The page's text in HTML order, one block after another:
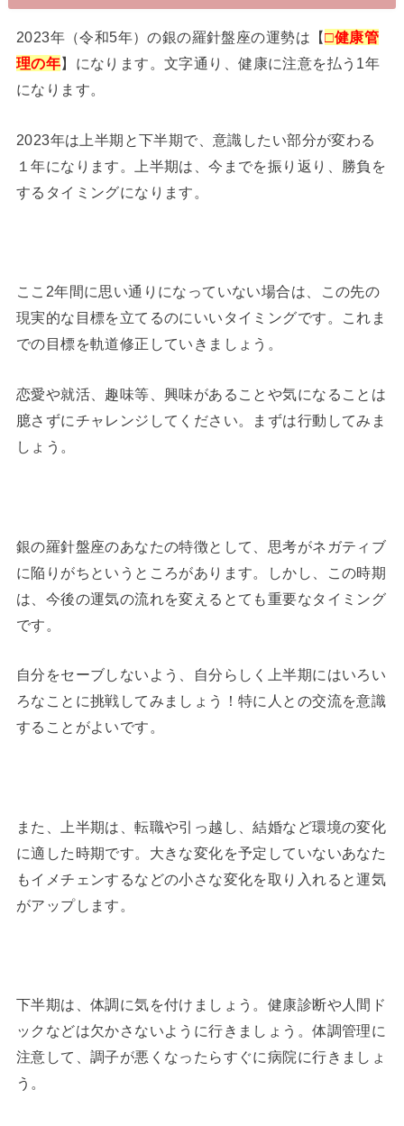
2023年（令和5年）の銀の羅針盤座の運勢は【□健康管
理の年】になります。文字通り、健康に注意を払う1年
になります。
2023年は上半期と下半期で、意識したい部分が変わる
１年になります。上半期は、今までを振り返り、勝負を
するタイミングになります。
ここ2年間に思い通りになっていない場合は、この先の
現実的な目標を立てるのにいいタイミングです。これま
での目標を軌道修正していきましょう。
恋愛や就活、趣味等、興味があることや気になることは
臆さずにチャレンジしてください。まずは行動してみま
しょう。
銀の羅針盤座のあなたの特徴として、思考がネガティブ
に陥りがちというところがあります。
しかし、この時期
は、今後の運気の流れを変えるとても重要なタイミング
です。
自分をセーブしないよう、自分らしく上半期にはいろい
ろなことに挑戦してみましょう！特に人との交流を意識
することがよいです。
また、上半期は、転職や引っ越し、結婚など環境の変化
に適した時期です。大きな変化を予定していないあなた
もイメチェンするなどの小さな変化を取り入れると運気
がアップします。
下半期は、体調に気を付けましょう。健康診断や人間ド
ックなどは欠かさないように行きましょう。体調管理に
注意して、調子が悪くなったらすぐに病院に行きましょ
う。